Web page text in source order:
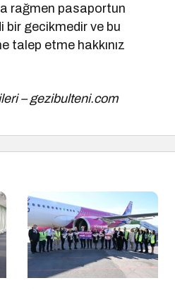
rağmen pasaportun
bir gecikmedir ve bu
talep etme hakkınız
– gezibulteni.com